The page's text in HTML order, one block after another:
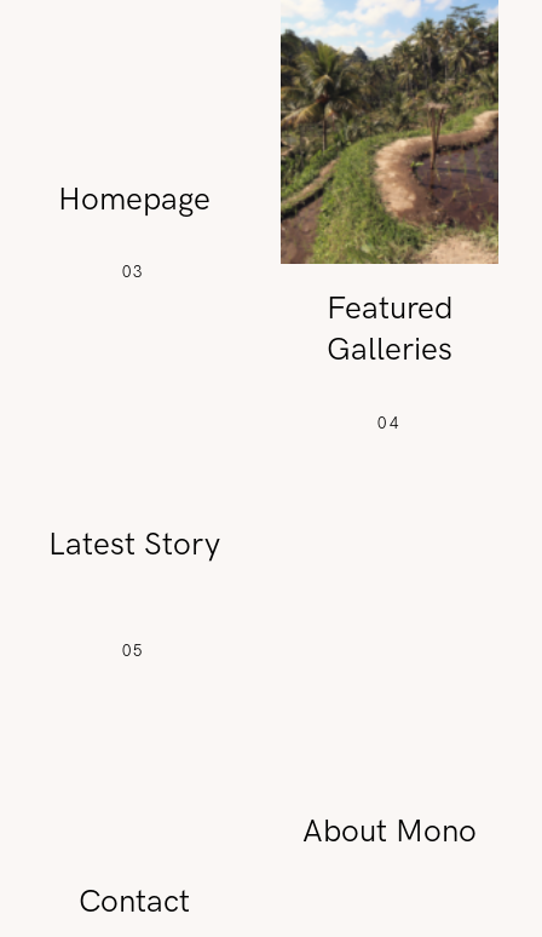
04
03
05
Contact
Latest Story
Homepage
Featured
Galleries
About Mono
REISETIPPS
SHOP
KONTAKT